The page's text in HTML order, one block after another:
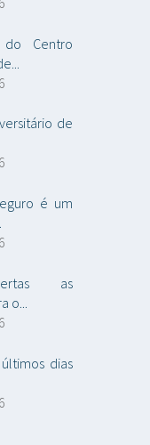
Centro
de
é um
as
o...
dias